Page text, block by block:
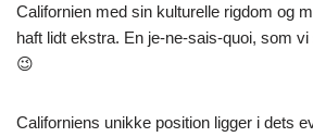
Californien med sin kulturelle rigdom og
haft lidt ekstra. En je-ne-sais-quoi, som
😉
Californiens unikke position ligger i dets